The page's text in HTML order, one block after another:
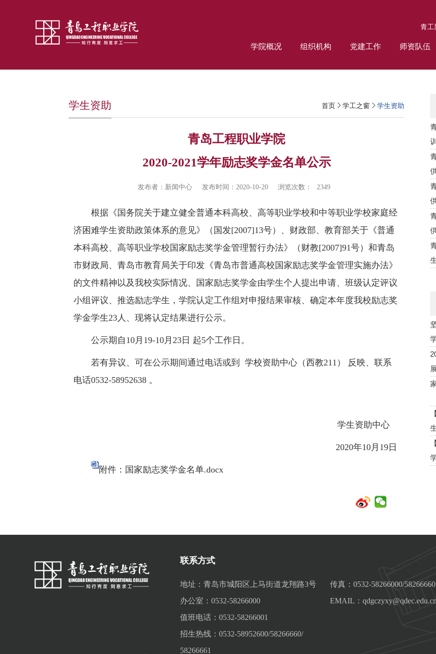
青工
学院概况 组织机构 党建工作 师资队伍
首页 学工之窗 学生资助
学生资助
青岛工程职业学院
2020-2021学年励志奖学金名单公示
发布者：新闻中心 发布时间：2020-10-20 浏览次数： 2349
根据《国务院关于建立健全普通本科高校、高等职业学校和中等职业学校家庭经
济困难学生资助政策体系的意见》（国发[2007]13号）、财政部、教育部关于《普通
本科高校、高等职业学校国家励志奖学金管理暂行办法》（财教[2007]91号）和青岛
市财政局、青岛市教育局关于印发《青岛市普通高校国家励志奖学金管理实施办法》
的文件精神以及我校实际情况、国家励志奖学金由学生个人提出申请、班级认定评议
小组评议、推选励志学生，学院认定工作组对申报结果审核、确定本年度我校励志奖
学金学生23人、现将认定结果进行公示。
公示期自10月19-10月23日 起5个工作日。
若有异议、可在公示期间通过电话或到 学校资助中心（西教211） 反映、联系
电话0532-58952638 。
学生资助中心
2020年10月19日
附件：国家励志奖学金名单.docx
联系方式
地址：青岛市城阳区上马街道龙翔路3号
办公室：0532-58266000
值班电话：0532-58266001
招生热线：0532-58952600/58266660/
58266661
传真：0532-58266000/58266660
EMAIL：